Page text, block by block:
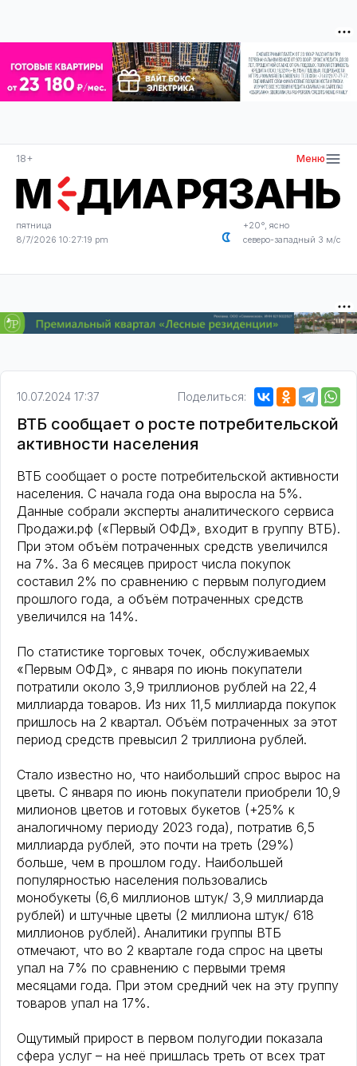
18+ Меню
пятница
8/7/2026 10:27:19 pm
+20°, ясно
северо-западный 3 м/с
10.07.2024 17:37 Поделиться:
ВТБ сообщает о росте потребительской
активности населения
ВТБ сообщает о росте потребительской активности
населения. С начала года она выросла на 5%.
Данные собрали эксперты аналитического сервиса
Продажи.рф («Первый ОФД», входит в группу ВТБ).
При этом объём потраченных средств увеличился
на 7%. За 6 месяцев прирост числа покупок
составил 2% по сравнению с первым полугодием
прошлого года, а объём потраченных средств
увеличился на 14%.
По статистике торговых точек, обслуживаемых
«Первым ОФД», с января по июнь покупатели
потратили около 3,9 триллионов рублей на 22,4
миллиарда товаров. Из них 11,5 миллиарда покупок
пришлось на 2 квартал. Объём потраченных за этот
период средств превысил 2 триллиона рублей.
Стало известно но, что наибольший спрос вырос на
цветы. С января по июнь покупатели приобрели 10,9
милионов цветов и готовых букетов (+25% к
аналогичному периоду 2023 года), потратив 6,5
миллиарда рублей, это почти на треть (29%)
больше, чем в прошлом году. Наибольшей
популярностью населения пользовались
монобукеты (6,6 миллионов штук/ 3,9 миллиарда
рублей) и штучные цветы (2 миллиона штук/ 618
миллионов рублей). Аналитики группы ВТБ
отмечают, что во 2 квартале года спрос на цветы
упал на 7% по сравнению с первыми тремя
месяцами года. При этом средний чек на эту группу
товаров упал на 17%.
Ощутимый прирост в первом полугодии показала
сфера услуг – на неё пришлась треть от всех трат